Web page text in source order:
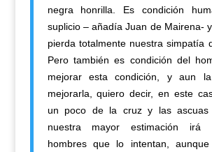
negra honrilla. Es condición
suplicio – añadía Juan de Mairena-
pierda totalmente nuestra simpatía
Pero también es condición del
mejorar esta condición, y aun
mejorarla, quiero decir, en este
un poco de la cruz y las ascuas
nuestra mayor estimación irá
hombres que lo intentan,